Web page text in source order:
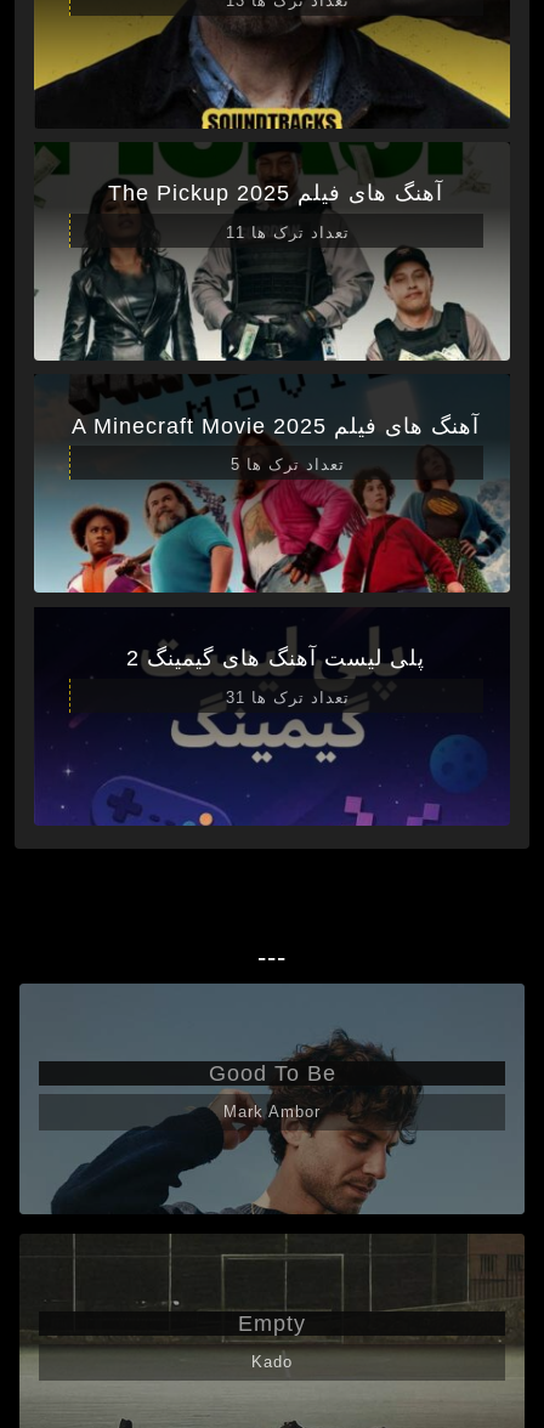
آهنگ های فیلم The Pickup 2025
تعداد ترک ها 11
آهنگ های فیلم A Minecraft Movie 2025
تعداد ترک ها 5
پلی لیست آهنگ های گیمینگ 2
تعداد ترک ها 31
---
Good To Be
Mark Ambor
Empty
Kado